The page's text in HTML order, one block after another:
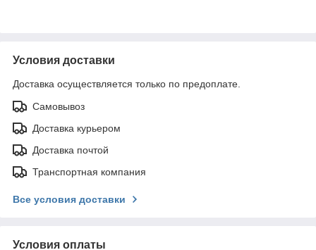
Условия доставки
Доставка осуществляется только по предоплате.
Самовывоз
Доставка курьером
Доставка почтой
Транспортная компания
Все условия доставки
Условия оплаты